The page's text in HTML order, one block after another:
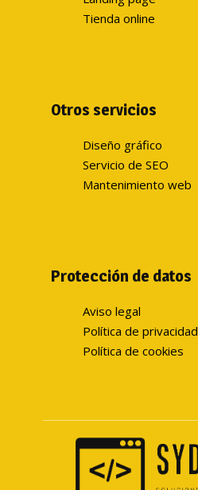
Tienda online
Otros servicios
Diseño gráfico
Servicio de SEO
Mantenimiento web
Protección de datos
Aviso legal
Política de privacidad
Política de cookies